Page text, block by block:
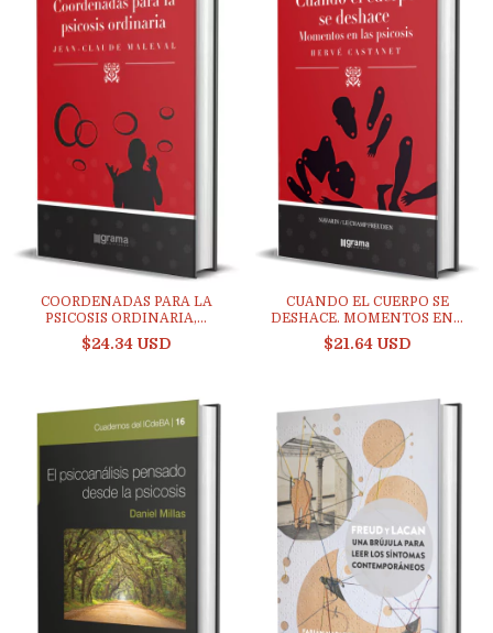
COORDENADAS PARA LA
PSICOSIS ORDINARIA,...
$24.34 USD
CUANDO EL CUERPO SE
DESHACE. MOMENTOS EN...
$21.64 USD